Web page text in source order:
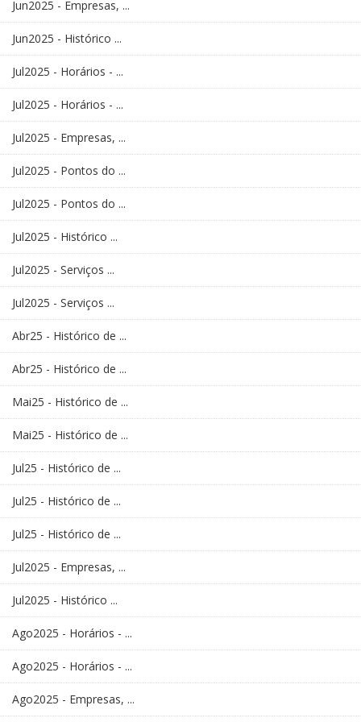
Jun2025 - Empresas, ...
Jun2025 - Histórico ...
Jul2025 - Horários - ...
Jul2025 - Horários - ...
Jul2025 - Empresas, ...
Jul2025 - Pontos do ...
Jul2025 - Pontos do ...
Jul2025 - Histórico ...
Jul2025 - Serviços ...
Jul2025 - Serviços ...
Abr25 - Histórico de ...
Abr25 - Histórico de ...
Mai25 - Histórico de ...
Mai25 - Histórico de ...
Jul25 - Histórico de ...
Jul25 - Histórico de ...
Jul25 - Histórico de ...
Jul2025 - Empresas, ...
Jul2025 - Histórico ...
Ago2025 - Horários - ...
Ago2025 - Horários - ...
Ago2025 - Empresas, ...